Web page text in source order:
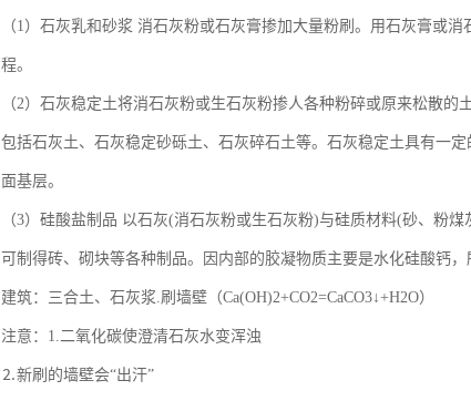
（1）石灰乳和砂浆 消石灰粉或石灰膏掺加大量粉刷。用石灰膏或
程。
（2）石灰稳定土将消石灰粉或生石灰粉掺人各种粉碎或原来松散
包括石灰土、石灰稳定砂砾土、石灰碎石土等。石灰稳定土具有一
面基层。
（3）硅酸盐制品 以石灰(消石灰粉或生石灰粉)与硅质材料(砂、粉
可制得砖、砌块等各种制品。因内部的胶凝物质主要是水化硅酸钙
建筑：三合土、石灰浆.刷墙壁（Ca(OH)2+CO2=CaCO3↓+H2O）
注意：1.二氧化碳使澄清石灰水变浑浊
⒉新刷的墙壁会“出汗”